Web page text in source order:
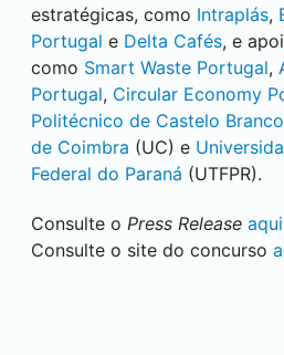
estratégicas, como Intraplás,
Portugal e Delta Cafés, e
como Smart Waste Portugal,
Portugal, Circular Economy
Politécnico de Castelo Branco
de Coimbra (UC) e
Federal do Paraná (UTFPR).
Consulte o Press Release aqui
Consulte o site do concurso